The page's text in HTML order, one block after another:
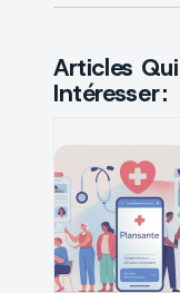
Articles
Intéresser :